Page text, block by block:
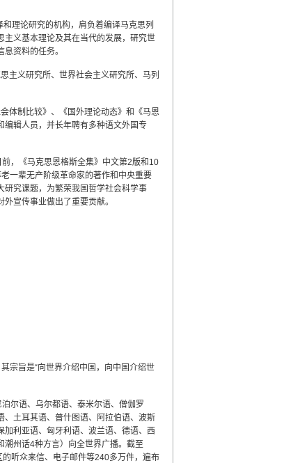
理论研究的机构，肩负着编译马克思列
主义基本理论及其在当代的发展，研究世
资料的任务。
主义研究所、世界社会主义研究所、马列
体制比较》、《国外理论动态》和《马恩
编辑人员，并长年聘有多种语文外国专
，《马克思恩格斯全集》中文第2版和10
一辈无产阶级革命家的著作和中央重要
研究课题，为繁荣我国哲学社会科学事
宣传事业做出了重要贡献。
宗旨是“向世界介绍中国，向中国介绍世
尔语、乌尔都语、泰米尔语、僧伽罗
土耳其语、普什图语、阿拉伯语、波斯
利亚语、匈牙利语、波兰语、德语、西
州话4种方言）向全世界广播。截至
听众来信、电子邮件等240多万件，遍布